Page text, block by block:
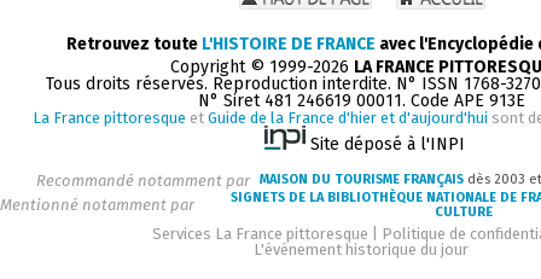
Retrouvez toute L'HISTOIRE DE FRANCE avec
Copyright © 1999-2026 LA FRANCE
Tous droits réservés. Reproduction interdite. N° ISSN 1768-
N° Siret 481 246619 00011. Code APE 913E
La France pittoresque et Guide de la France d'hier et d'aujourd'hui sont
Site déposé à l'INPI
Recommandé notamment par MAISON DU TOURISME FRANÇAIS dès 2003
Mentionné notamment par
SIGNETS DE LA BIBLIOTHÈQUE NATIONALE DE
CULTURE
Services La France pittoresque
Politique de
L'événement historique du jour